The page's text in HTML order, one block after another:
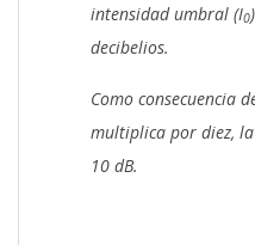
intensidad umbral (I0
decibelios.
Como consecuencia
multiplica por diez,
10 dB.